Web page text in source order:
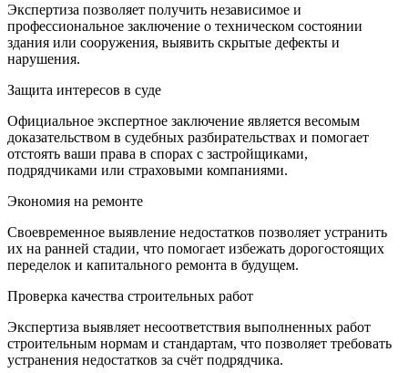
Экспертиза позволяет получить независимое и
профессиональное заключение о техническом состоянии
здания или сооружения, выявить скрытые дефекты и
нарушения.
Защита интересов в суде
Официальное экспертное заключение является весомым
доказательством в судебных разбирательствах и помогает
отстоять ваши права в спорах с застройщиками,
подрядчиками или страховыми компаниями.
Экономия на ремонте
Своевременное выявление недостатков позволяет устранить
их на ранней стадии, что помогает избежать дорогостоящих
переделок и капитального ремонта в будущем.
Проверка качества строительных работ
Экспертиза выявляет несоответствия выполненных работ
строительным нормам и стандартам, что позволяет требовать
устранения недостатков за счёт подрядчика.